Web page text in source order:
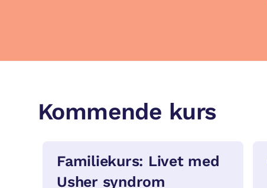
Kommende kurs
Familiekurs: Livet med
Usher syndrom